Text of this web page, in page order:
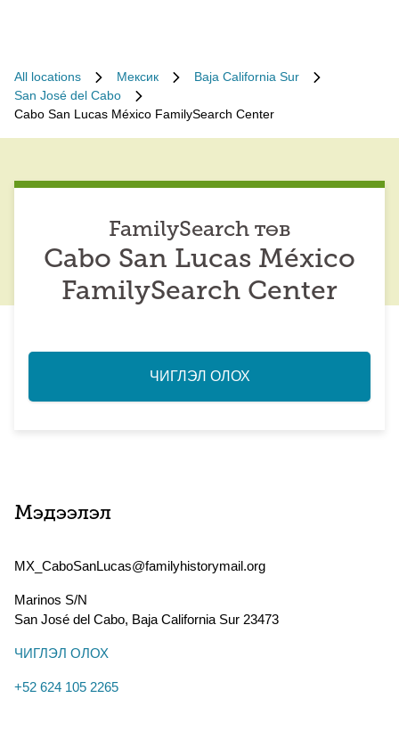
All locations Мексик
Baja California Sur
San José del Cabo
Cabo San Lucas México FamilySearch Center
FamilySearch төв
Cabo San Lucas México
FamilySearch Center
ЧИГЛЭЛ ОЛОХ
Мэдээлэл
MX_CaboSanLucas@familyhistorymail.org
Marinos S/N
San José del Cabo, Baja California Sur 23473
ЧИГЛЭЛ ОЛОХ
+52 624 105 2265